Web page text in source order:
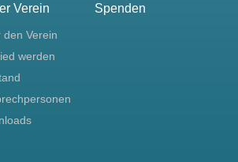
Verein
den Verein
werden
Spenden